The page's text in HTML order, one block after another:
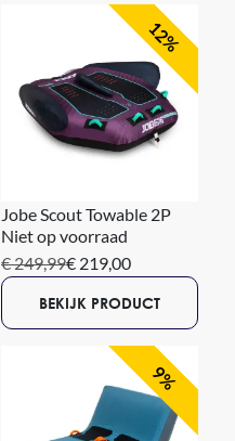
12%
Jobe Scout Towable 2P
Niet op voorraad
€ 249,99€ 219,00
BEKIJK PRODUCT
9%